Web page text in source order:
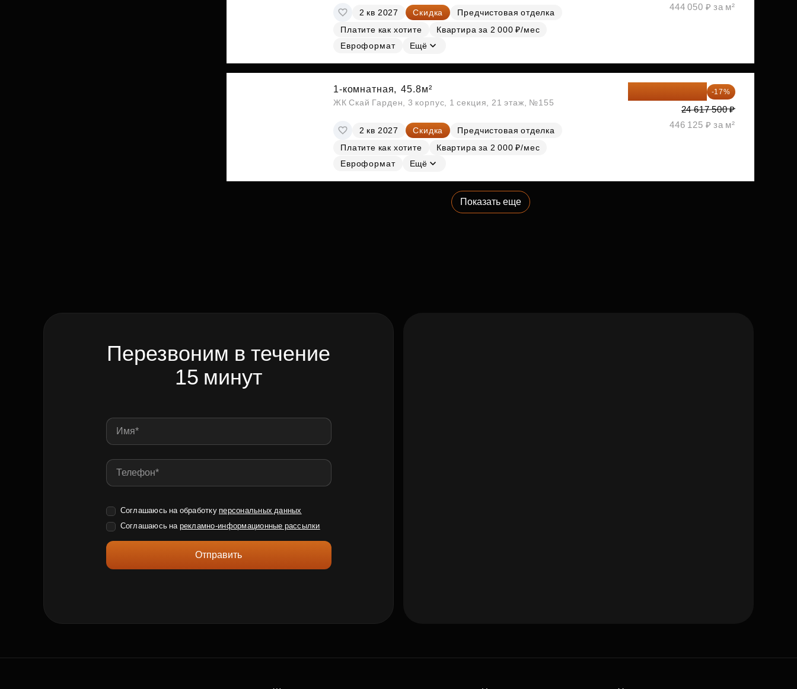
2 кв 2027 Скидка
Предчистовая отделка
Платите как хотите
Квартира за 2 000 ₽/мес
Евроформат
Ещё
444 050 ₽ за м²
1-комнатная, 45.8м²
ЖК Скай Гарден, 3 корпус, 1 секция, 21 этаж, №155
2 кв 2027 Скидка
Предчистовая отделка
Платите как хотите
Квартира за 2 000 ₽/мес
Евроформат
Ещё
-17%
24 617 500 ₽
446 125 ₽ за м²
Показать еще
Перезвоним в течение
15 минут
Соглашаюсь на обработку персональных данных
Соглашаюсь на рекламно-информационные рассылки
Отправить